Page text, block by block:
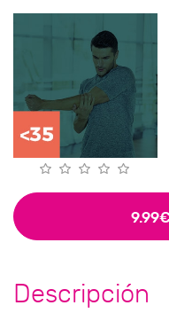
9.99€
Descripción